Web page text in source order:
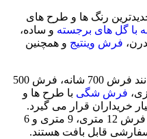
رنگ ها و طرح های
و ساده،
فرش وینتیجو همچنین
فرش ماشینی با قیمت مناسب مانند فرش 700 شانه، فرش 500
فرش شگی با طرح ها و
خریداران قرار می گیرد.
تمامی این محصولات در سایزهای فرش 12 متری، 9 متری و 6
قابل بافت هستند.